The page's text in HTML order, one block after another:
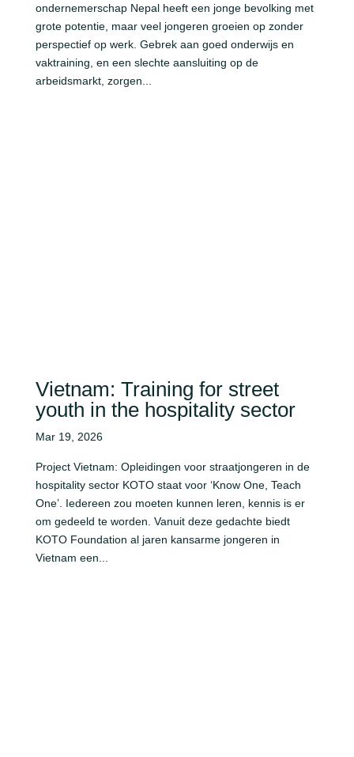
ondernemerschap Nepal heeft een jonge bevolking met
grote potentie, maar veel jongeren groeien op zonder
perspectief op werk. Gebrek aan goed onderwijs en
vaktraining, en een slechte aansluiting op de
arbeidsmarkt, zorgen...
Vietnam: Training for street
youth in the hospitality sector
Mar 19, 2026
Project Vietnam: Opleidingen voor straatjongeren in de
hospitality sector KOTO staat voor ‘Know One, Teach
One’. Iedereen zou moeten kunnen leren, kennis is er
om gedeeld te worden. Vanuit deze gedachte biedt
KOTO Foundation al jaren kansarme jongeren in
Vietnam een...